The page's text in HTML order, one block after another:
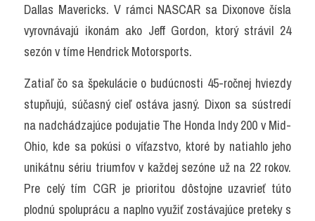
Dallas Mavericks. V rámci NASCAR sa Dixonove čísla
vyrovnávajú ikonám ako Jeff Gordon, ktorý strávil 24
sezón v tíme Hendrick Motorsports.
Zatiaľ čo sa špekulácie o budúcnosti 45-ročnej hviezdy
stupňujú, súčasný cieľ ostáva jasný. Dixon sa sústredí
na nadchádzajúce podujatie The Honda Indy 200 v Mid-
Ohio, kde sa pokúsi o víťazstvo, ktoré by natiahlo jeho
unikátnu sériu triumfov v každej sezóne už na 22 rokov.
Pre celý tím CGR je prioritou dôstojne uzavrieť túto
plodnú spoluprácu a naplno využiť zostávajúce preteky s